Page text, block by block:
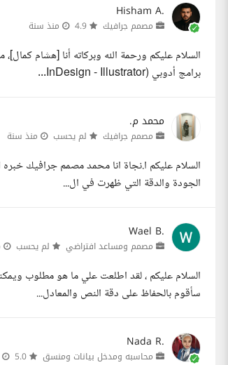
Hisham A.
مصمم جرافيك منذ سنة
السلام عليكم ورحمة الله وبركاته أنا [هشام
برامج أدوبي (InDesign - Illustrator...
محمد م.
مصمم جرافيك لم يحسب منذ سنة
السلام عليكم ا.نجاة انا محمد مصمم جرافيك
الجودة والدقة التي ظهرت في ال...
Wael B.
مصمم ومساعد افتراضي لم يحسب
سأقوم بالحفاظ على دقة النص والمعادل...
Nada R.
محاسبه ومدخل بيانات ومنسق